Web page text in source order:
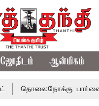
ஜோதிடம் ஆன்மிகம்
தொலைநோக்கு